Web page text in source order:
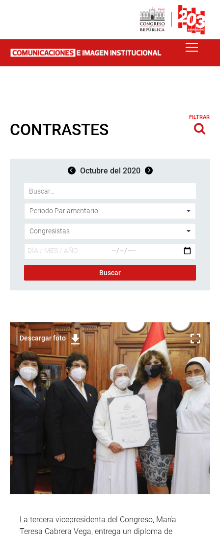
CONTRASTES
FILTRAR
Octubre del 2020
Descargar foto
La tercera vicepresidenta del Congreso, María
Teresa Cabrera Vega, entrega un diploma de